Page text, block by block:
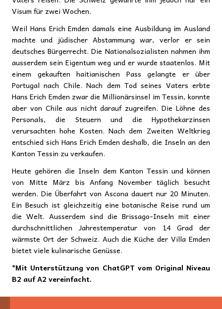
Visum für zwei Wochen.
Weil Hans Erich Emden damals eine Ausbildung im Ausland
machte und jüdischer Abstammung war, verlor er sein
deutsches Bürgerrecht. Die Nationalsozialisten nahmen ihm
ausserdem sein Eigentum weg und er wurde staatenlos. Mit
einem gekauften haitianischen Pass gelangte er über
Portugal nach Chile. Nach dem Tod seines Vaters erbte
Hans Erich Emden zwar die Millionärsinsel im Tessin, konnte
aber von Chile aus nicht darauf zugreifen. Die Löhne des
Personals, die Steuern und die Hypothekarzinsen
verursachten hohe Kosten. Nach dem Zweiten Weltkrieg
entschied sich Hans Erich Emden deshalb, die Inseln an den
Kanton Tessin zu verkaufen.
Heute gehören die Inseln dem Kanton Tessin und können
von Mitte März bis Anfang November täglich besucht
werden. Die Überfahrt von Ascona dauert nur 20 Minuten.
Ein Besuch ist gleichzeitig eine botanische Reise rund um
die Welt. Ausserdem sind die Brissago-Inseln mit einer
durchschnittlichen Jahrestemperatur von 14 Grad der
wärmste Ort der Schweiz. Auch die Küche der Villa Emden
bietet viele kulinarische Genüsse.
*Mit Unterstützung von ChatGPT vom Original Niveau
B2 auf A2 vereinfacht.